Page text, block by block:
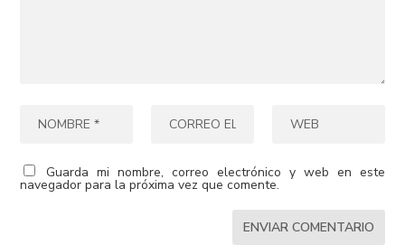
Guarda mi nombre, correo electrónico y web en este
navegador para la próxima vez que comente.